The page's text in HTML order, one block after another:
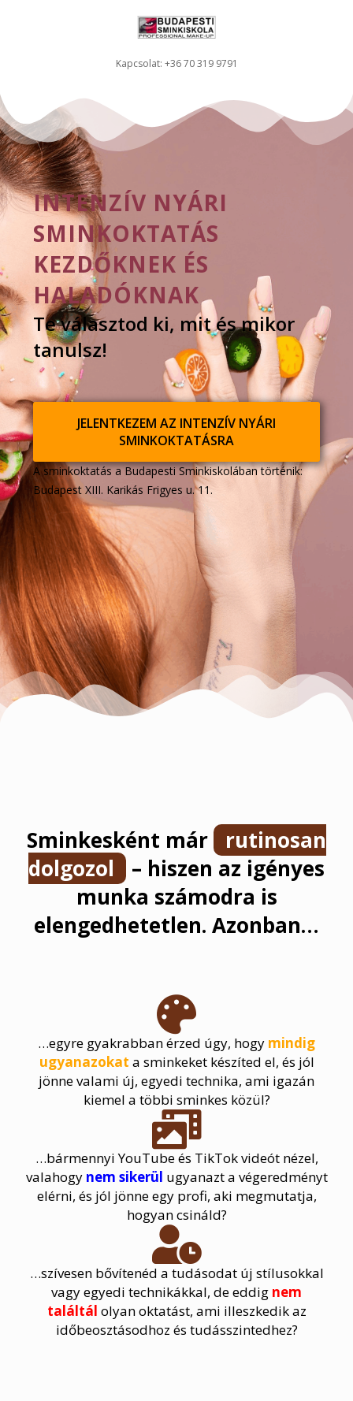
Kapcsolat: +36 70 319 9791
INTENZÍV NYÁRI
SMINKOKTATÁS
KEZDŐKNEK ÉS
HALADÓKNAK
Te választod ki, mit és mikor
tanulsz!
JELENTKEZEM AZ INTENZÍV NYÁRI
SMINKOKTATÁSRA
A sminkoktatás a Budapesti Sminkiskolában történik:
Budapest XIII. Karikás Frigyes u. 11.
Sminkesként már
rutinosan
dolgozol
– hiszen az igényes
munka számodra is
elengedhetetlen. Azonban…
…egyre gyakrabban érzed úgy, hogy mindig
ugyanazokat a sminkeket készíted el, és jól
jönne valami új, egyedi technika, ami igazán
kiemel a többi sminkes közül?
…bármennyi YouTube és TikTok videót nézel,
valahogy nem sikerül ugyanazt a végeredményt
elérni, és jól jönne egy profi, aki megmutatja,
hogyan csináld?
…szívesen bővítenéd a tudásodat új stílusokkal
vagy egyedi technikákkal, de eddig nem
találtál olyan oktatást, ami illeszkedik az
időbeosztásodhoz és tudásszintedhez?